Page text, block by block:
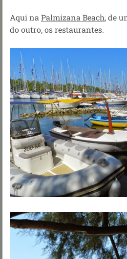
Aqui naPalmizana Beach, de
do outro, os restaurantes.